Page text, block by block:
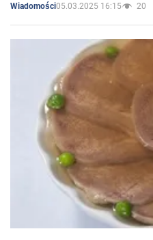
Wiadomości05.03.2025 16:15 20